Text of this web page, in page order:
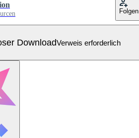
Folgen
DownloadVerweis erforderlich